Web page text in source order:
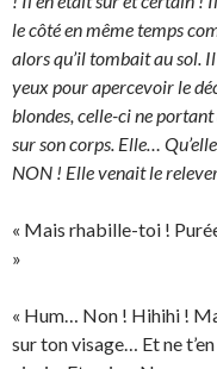
le côté en même temps
alors qu’il tombait au sol.
yeux pour apercevoir le
blondes, celle-ci ne
sur son corps. Elle…
NON ! Elle venait le
« Mais rhabille-toi !
»
« Hum… Non ! Hihihi !
sur ton visage… Et ne